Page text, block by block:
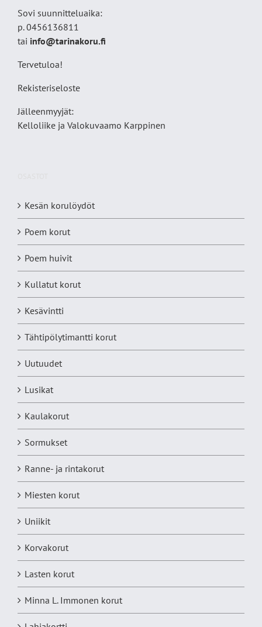
Sovi suunnitteluaika:
p. 0456136811
tai info@tarinakoru.fi
Tervetuloa!
Rekisteriseloste
Jälleenmyyjät:
Kelloliike ja Valokuvaamo Karppinen
Kesän korulöydöt
Poem korut
Poem huivit
Kullatut korut
Kesävintti
Tähtipölytimantti korut
Uutuudet
Lusikat
Kaulakorut
Sormukset
Ranne- ja rintakorut
Miesten korut
Uniikit
Korvakorut
Lasten korut
Minna L. Immonen korut